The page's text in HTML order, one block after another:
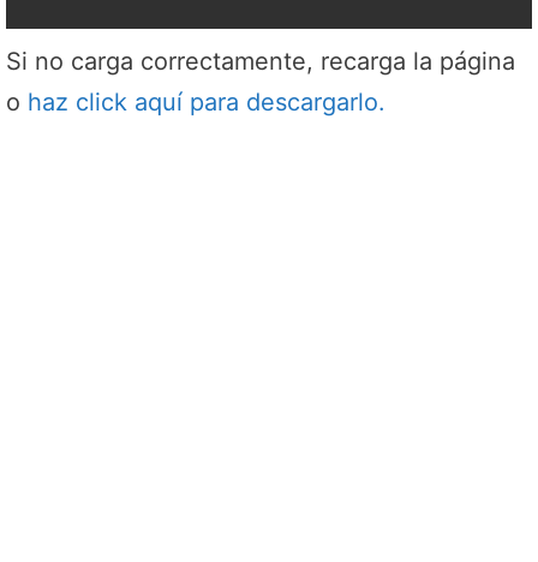
Si no carga correctamente, recarga la página
o haz click aquí para descargarlo.